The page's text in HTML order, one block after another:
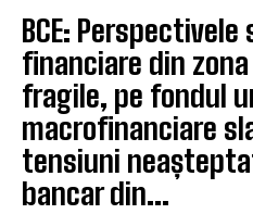
BCE:
financiare din
fragile, pe fondul
macrofinanciare
tensiuni
bancar din...